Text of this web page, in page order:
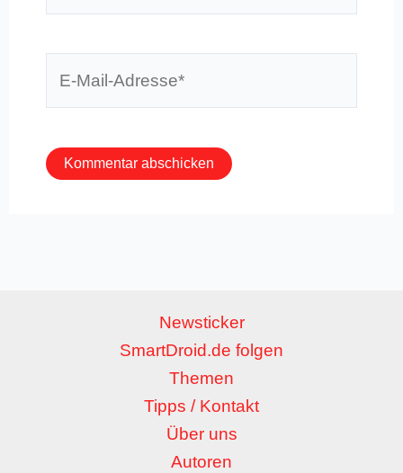
Newsticker
SmartDroid.de folgen
Themen
Tipps / Kontakt
Über uns
Autoren